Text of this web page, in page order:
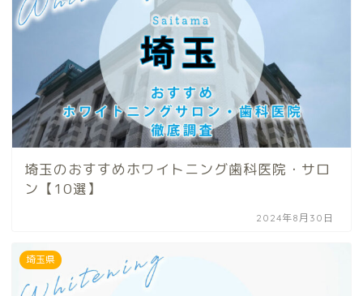
埼玉のおすすめホワイトニング歯科医院・サロ
ン【10選】
2024年8月30日
埼玉県